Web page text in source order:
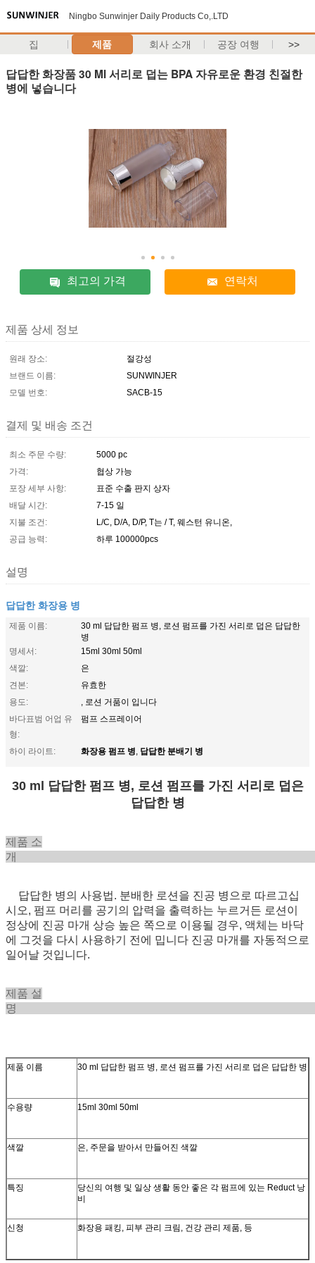
Ningbo Sunwinjer Daily Products Co,.LTD
집 제품 회사 소개 공장 여행 >>
답답한 화장품 30 Ml 서리로 덥는 BPA 자유로운 환경 친절한
병에 넣습니다
최고의 가격 연락처
제품 상세 정보
원래 장소:
절강성
브랜드 이름:
SUNWINJER
모델 번호:
SACB-15
결제 및 배송 조건
최소 주문 수량:
5000 pc
가격:
협상 가능
포장 세부 사항:
표준 수출 판지 상자
배달 시간:
7-15 일
지불 조건:
L/C, D/A, D/P, T는 / T, 웨스턴 유니온,
공급 능력:
하루 100000pcs
설명
답답한 화장용 병
제품 이름:
30 ml 답답한 펌프 병, 로션 펌프를 가진 서리로 덥은 답답한
병
명세서:
15ml 30ml 50ml
색깔:
은
견본:
유효한
용도:
, 로션 거품이 입니다
바다표범 어업 유
형:
펌프 스프레이어
하이 라이트: 화장용 펌프 병, 답답한 분배기 병
30 ml 답답한 펌프 병, 로션 펌프를 가진 서리로 덥은
답답한 병
제품 소
답답한 병의 사용법. 분배한 로션을 진공 병으로 따르고십
시오, 펌프 머리를 공기의 압력을 출력하는 누르거든 로션이
정상에 진공 마개 상승 높은 쪽으로 이용될 경우, 액체는 바닥
에 그것을 다시 사용하기 전에 밉니다 진공 마개를 자동적으로
일어날 것입니다.
제품 설
제품 이름 30 ml 답답한 펌프 병, 로션 펌프를 가진 서리로 덥은 답답한 병
수용량 15ml 30ml 50ml
색깔 은, 주문을 받아서 만들어진 색깔
특징
당신의 여행 및 일상 생활 동안 좋은 각 펌프에 있는 Reduct 낭
비
신청 화장용 패킹, 피부 관리 크림, 건강 관리 제품, 등